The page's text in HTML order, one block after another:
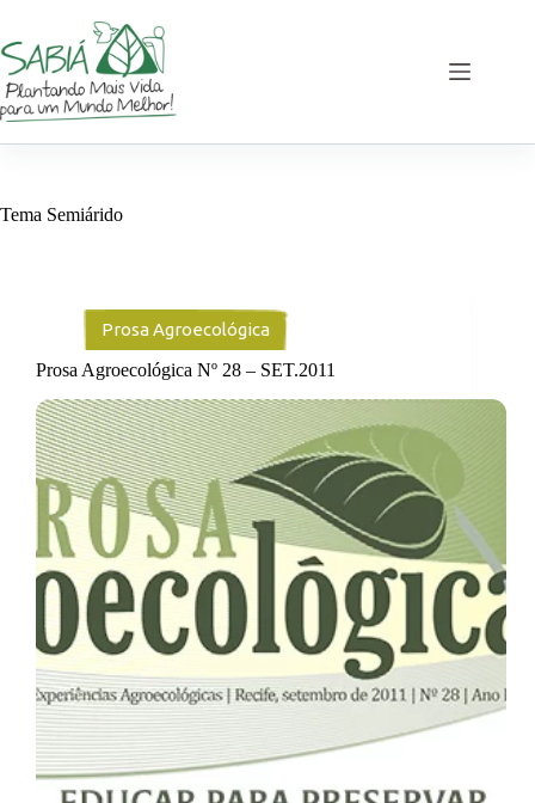
o
conteúdo
Tema Semiárido
Prosa Agroecológica
Prosa Agroecológica Nº 28 – SET.2011